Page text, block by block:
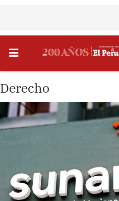
Derecho